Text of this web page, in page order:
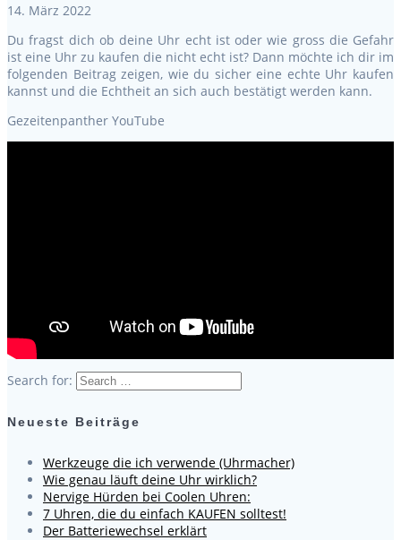
14. März 2022
Du fragst dich ob deine Uhr echt ist oder wie gross die Gefahr
ist eine Uhr zu kaufen die nicht echt ist? Dann möchte ich dir im
folgenden Beitrag zeigen, wie du sicher eine echte Uhr kaufen
kannst und die Echtheit an sich auch bestätigt werden kann.
Gezeitenpanther YouTube
Search for:
Neueste Beiträge
Werkzeuge die ich verwende (Uhrmacher)
Wie genau läuft deine Uhr wirklich?
Nervige Hürden bei Coolen Uhren:
7 Uhren, die du einfach KAUFEN solltest!
Der Batteriewechsel erklärt